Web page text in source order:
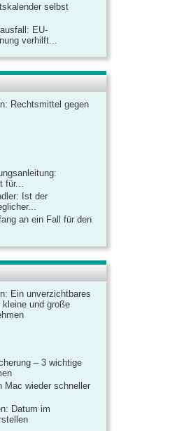
selbst
EU-
verhilft...
Rechtsmittel gegen
Ist der
an ein Fall für den
Ein unverzichtbares
kleine und große
– 3 wichtige
Mac wieder schneller
Datum im